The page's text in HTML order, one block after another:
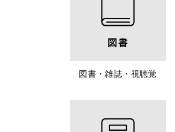
図書・雑誌・視聴覚